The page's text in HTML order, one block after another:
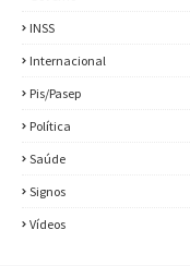
INSS
Internacional
Pis/Pasep
Política
Saúde
Signos
Vídeos